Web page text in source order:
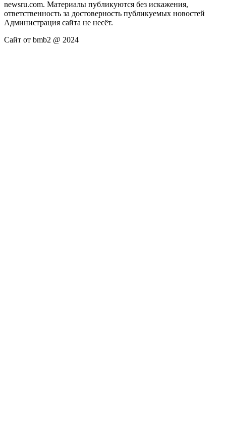
newsru.com. Материалы публикуются без искажения,
ответственность за достоверность публикуемых новостей
Администрация сайта не несёт.
Сайт от bmb2 @ 2024